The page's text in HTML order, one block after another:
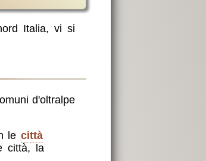
Italia, vi si
d'oltralpe
le città
città, la